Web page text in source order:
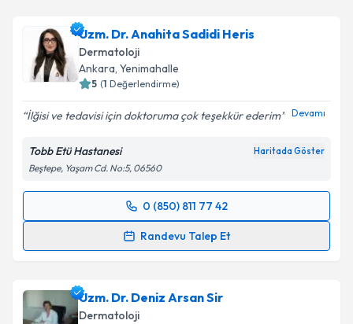
için bir takvim hazırlandığında e-posta ile
bilgilendireceğiz.
E-posta Adresiniz
Kişisel verilerimin işlenmesine ilişkin
Aydınlatma
Metni'ni okudum ve kişisel verilerimin belirtilen
kapsamda işlenmesini kabul ediyorum.
Takvim Talebini Gönder
Uzm. Dr. Anahita Sadidi Heris
Dermatoloji
Ankara, Yenimahalle
5 (1 Değerlendirme)
İlğisi ve tedavisi için doktoruma çok teşekkür ederim Devamı
Tobb Etü Hastanesi Haritada Göster
Beştepe, Yaşam Cd. No:5, 06560
0 (850) 811 77 42
Randevu Talep Et
Randevu Takvimi Talebi
için bir takvim hazırlandığında e-posta ile
bilgilendireceğiz.
Uzm. Dr. Deniz Arsan Sir
Dermatoloji